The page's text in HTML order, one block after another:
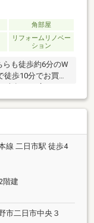
角部屋
リフォームリノベー
ション
も徒歩約6分のW
歩10分でお買い
べて新品■ペット
！■敷地内駐車場
近隣駐車場探し
＊＊物件選びや住
でもココハウスに
イホーム探しを
す
線 二日市駅 徒歩4
階建
市二日市中央３